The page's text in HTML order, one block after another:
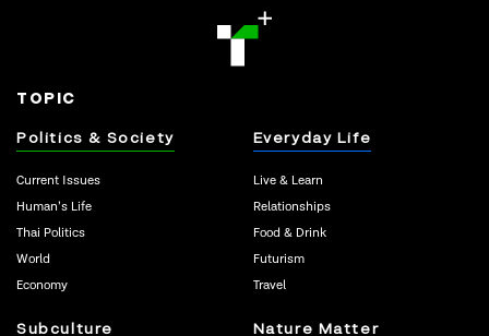
TOPIC
Politics & Society
Current Issues
Human’s Life
Thai Politics
World
Economy
Everyday Life
Live & Learn
Relationships
Food & Drink
Futurism
Travel
Subculture Nature Matter